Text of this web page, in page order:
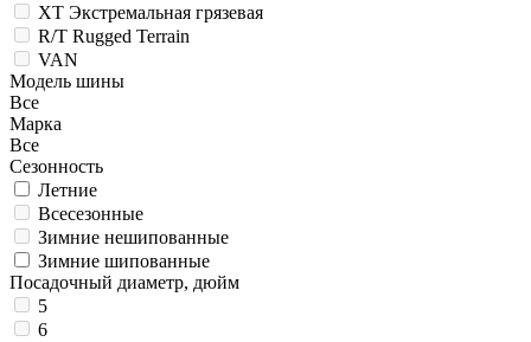
XT Экстремальная грязевая
R/T Rugged Terrain
VAN
Модель шины
Все
Марка
Все
Сезонность
Летние
Всесезонные
Зимние нешипованные
Зимние шипованные
Посадочный диаметр, дюйм
5
6